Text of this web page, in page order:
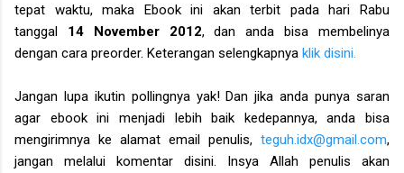
tepat waktu, maka Ebook ini akan terbit pada hari Rabu
tanggal 14 November 2012, dan anda bisa membelinya
dengan cara preorder. Keterangan selengkapnya klik disini.
Jangan lupa ikutin pollingnya yak! Dan jika anda punya saran
agar ebook ini menjadi lebih baik kedepannya, anda bisa
mengirimnya ke alamat email penulis, teguh.idx@gmail.com,
jangan melalui komentar disini. Insya Allah penulis akan